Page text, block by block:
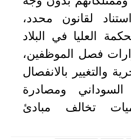
لقانون محدد،
العليا في البلاد
فصل الموظفين،
والتغيير بالانفصال
ومصادرة
تخالف مبادئ